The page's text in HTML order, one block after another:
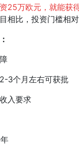
25万欧元，就能获
相比，投资门槛相
3个月左右可获批
入要求